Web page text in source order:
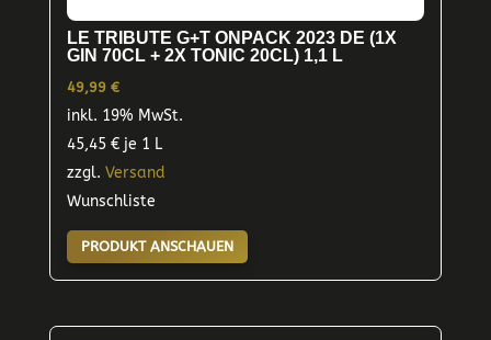
LE TRIBUTE G+T ONPACK 2023 DE (1X
GIN 70CL + 2X TONIC 20CL) 1,1 L
49,99 €
inkl. 19% MwSt.
45,45 €je 1 L
zzgl. Versand
Wunschliste
PRODUKT ANSCHAUEN